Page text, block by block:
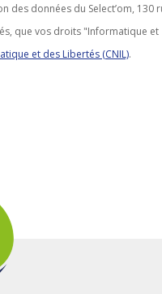
données du Select’om, 130
que vos droits "Informatique et
et des Libertés (CNIL).